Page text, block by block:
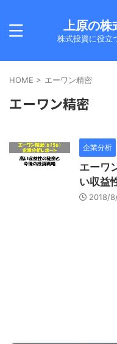
上原の株
株式投資に役立
HOME > エーワン精密
エーワン精密
企業分析
エーワ
い収益
2018/